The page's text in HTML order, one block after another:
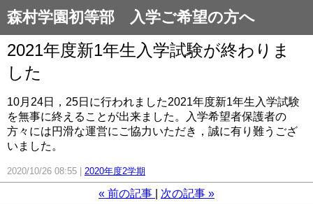
森村学園初等部 入学ご希望の方へ
2021年度新1年生入学試験が終わりま
した
10月24日，25日に行われました2021年度新1年生入学試験
を無事に終えることが出来ました。入学希望者保護者の
方々には円滑な運営にご協力いただき，誠に有り難うござ
いました。
2020/10/26 08:55 2020年度2学期
« 前の記事 次の記事 »